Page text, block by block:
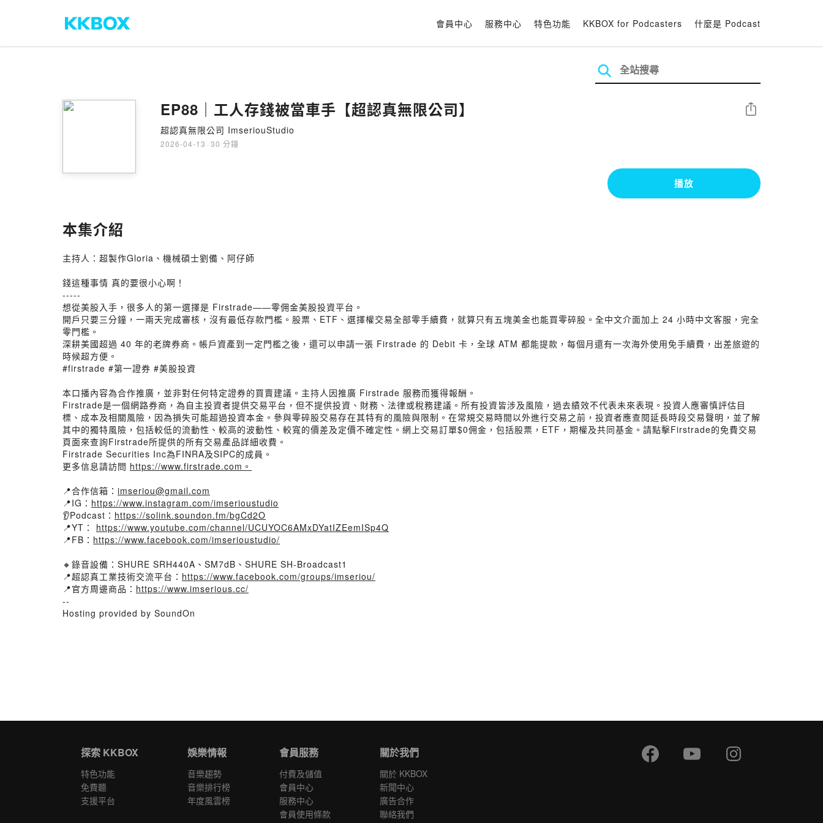
會員中心 服務中心 特色功能 KKBOX for Podcasters 什麼是 Podcast
EP88｜工人存錢被當車手【超認真無限公司】
超認真無限公司 ImseriouStudio
2026-04-13 · 30 分鐘
分享
播放
本集介紹
主持人：超製作Gloria、機械碩士劉備、阿仔師
錢這種事情 真的要很小心啊！
-----
想從美股入手，很多人的第一選擇是 Firstrade——零佣金美股投資平台。
開戶只要三分鐘，一兩天完成審核，沒有最低存款門檻。股票、ETF、選擇權交易全部零手續費，就算只有五塊美金也能買零碎股。全中文介面加上 24 小時中文客服，完全
零門檻。
深耕美國超過 40 年的老牌券商。帳戶資產到一定門檻之後，還可以申請一張 Firstrade 的 Debit 卡，全球 ATM 都能提款，每個月還有一次海外使用免手續費，出差旅遊的
時候超方便。
#firstrade #第一證券 #美股投資
本口播內容為合作推廣，並非對任何特定證券的買賣建議。主持人因推廣 Firstrade 服務而獲得報酬。
Firstrade是一個網路券商，為自主投資者提供交易平台，但不提供投資、財務、法律或稅務建議。所有投資皆涉及風險，過去績效不代表未來表現。投資人應審慎評估目
標、成本及相關風險，因為損失可能超過投資本金。參與零碎股交易存在其特有的風險與限制。在常規交易時間以外進行交易之前，投資者應查閱延長時段交易聲明，並了解
其中的獨特風險，包括較低的流動性、較高的波動性、較寬的價差及定價不確定性。網上交易訂單$0佣金，包括股票，ETF，期權及共同基金。請點擊Firstrade的免費交易
頁面來查詢Firstrade所提供的所有交易產品詳細收費。
Firstrade Securities Inc為FINRA及SIPC的成員。
更多信息請訪問 https://www.firstrade.com。
📍合作信箱： imseriou@gmail.com
📍IG： https://www.instagram.com/imserioustudio
👂Podcast： https://solink.soundon.fm/bgCd2O
📍YT： https://www.youtube.com/channel/UCUYOC6AMxDYatIZEemISp4Q
📍FB： https://www.facebook.com/imserioustudio/
🔸錄音設備：SHURE SRH440A、SM7dB、SHURE SH-Broadcast1
📍超認真工業技術交流平台： https://www.facebook.com/groups/imseriou/
📍官方周邊商品： https://www.imserious.cc/
--
Hosting provided by SoundOn
探索 KKBOX
特色功能
免費聽
支援平台
娛樂情報
音樂趨勢
音樂排行榜
年度風雲榜
會員服務
付費及儲值
會員中心
服務中心
會員使用條款
關於我們
關於 KKBOX
新聞中心
廣告合作
聯絡我們